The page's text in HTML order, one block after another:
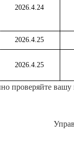
2026.4.24
2026.4.25
2026.4.25
проверяйте